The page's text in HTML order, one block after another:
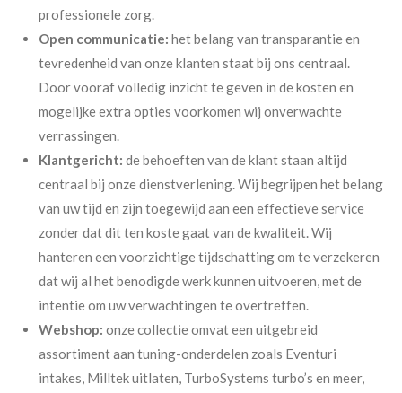
professionele zorg.
Open communicatie: het belang van transparantie en
tevredenheid van onze klanten staat bij ons centraal.
Door vooraf volledig inzicht te geven in de kosten en
mogelijke extra opties voorkomen wij onverwachte
verrassingen.
Klantgericht: de behoeften van de klant staan altijd
centraal bij onze dienstverlening. Wij begrijpen het belang
van uw tijd en zijn toegewijd aan een effectieve service
zonder dat dit ten koste gaat van de kwaliteit. Wij
hanteren een voorzichtige tijdschatting om te verzekeren
dat wij al het benodigde werk kunnen uitvoeren, met de
intentie om uw verwachtingen te overtreffen.
Webshop: onze collectie omvat een uitgebreid
assortiment aan tuning-onderdelen zoals Eventuri
intakes, Milltek uitlaten, TurboSystems turbo’s en meer,